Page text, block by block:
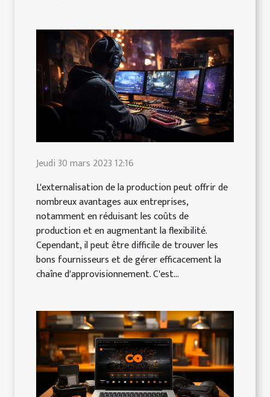
Jeudi 30 mars 2023 12:16
L'externalisation de la production peut offrir de
nombreux avantages aux entreprises,
notamment en réduisant les coûts de
production et en augmentant la flexibilité.
Cependant, il peut être difficile de trouver les
bons fournisseurs et de gérer efficacement la
chaîne d'approvisionnement. C'est...